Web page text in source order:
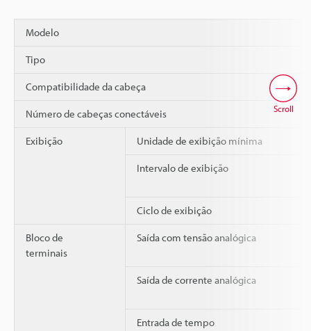
Modelo
Tipo
Compatibilidade da cabeça
Número de cabeças conectáveis
Exibição Unidade de exibição mínima
Intervalo de exibição
Ciclo de exibição
Bloco de
terminais
Saída com tensão analógica
Saída de corrente analógica
Entrada de tempo
Scroll